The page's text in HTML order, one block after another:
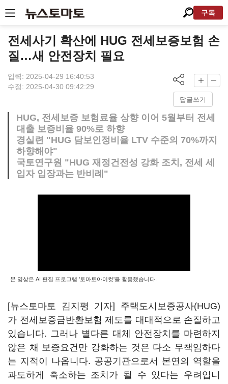
구독
전세사기 확산에 HUG 전세보증보험 손
질…새 안전장치 필요
입력: 2025-04-29 16:40:53
수정: 2025-04-30 09:42:29
답글쓰기
HUG, 전세보증 보험료율 상향 이어 5월부터 전세
대출 보증비율 90%로 하향
경실련 "HUG 담보인정비율 LTV 수준의 70%까지
하향해야"
국토연구원 "HUG 재정건전성 강화 조치, 전세 세
입자 입장과는 반비례"
본 영상은 AI 편집 프로그램 '토마토아이컷'을 활용했습니다.
[뉴스토마토 김지평 기자] 주택도시보증공사(HUG)
가 전세보증금반환보험 제도를 대대적으로 손질하고
있습니다. 그러나 별다른 대체 안전장치를 마련하지
않은 채 보증요건만 강화하는 것은 다소 무책임하다
는 지적이 나옵니다. 공공기관으로서 본연의 역할을
과도하게 축소하는 조치가 될 수 있다는 우려입니